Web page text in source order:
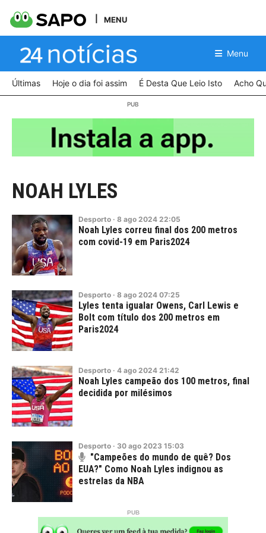
MENU
Menu
Últimas Hoje o dia foi assim É Desta Que Leio Isto Acho
NOAH LYLES
Desporto · 8 ago 2024 22:05
Noah Lyles correu final dos 200 metros
com covid-19 em Paris2024
Desporto · 8 ago 2024 07:25
Lyles tenta igualar Owens, Carl Lewis e
Bolt com título dos 200 metros em
Paris2024
Desporto · 4 ago 2024 21:42
Noah Lyles campeão dos 100 metros, final
decidida por milésimos
Desporto · 30 ago 2023 15:03
"Campeões do mundo de quê? Dos
EUA?" Como Noah Lyles indignou as
estrelas da NBA